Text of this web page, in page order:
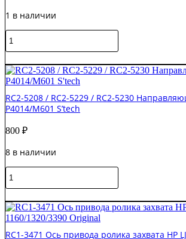
1 в наличии
Количество
товара
8425-
000CN
Узел
захвата
(лоток
HP
M601/M602/M603
RC2-5208 / RC2-5229 / RC2-5230
P4014/M601 S’tech
800 ₽
8 в наличии
Количество
товара
5208
/
RC2-
5229
RC1-3471 Ось привода ролика захвата HP